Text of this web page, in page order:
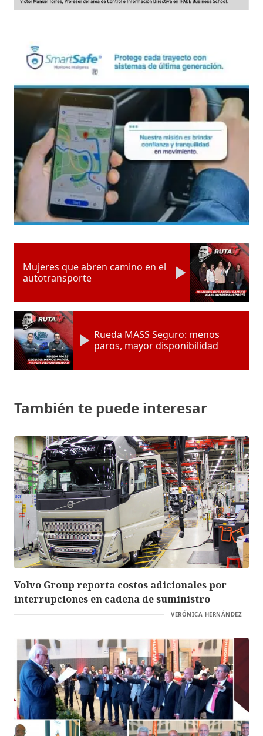
Mujeres que abren camino en el
autotransporte
Rueda MASS Seguro: menos
paros, mayor disponibilidad
También te puede interesar
Volvo Group reporta costos adicionales por
interrupciones en cadena de suministro
VERÓNICA HERNÁNDEZ